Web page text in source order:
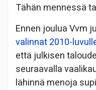
Tähän mennessä
Ennen joulua Vvm
valinnat 2010-
että julkisen
seuraavalla
lähinnä menoja